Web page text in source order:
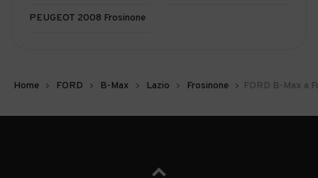
PEUGEOT 2008 Frosinone
Home FORD B-Max Lazio Frosinone FORD B-Max a